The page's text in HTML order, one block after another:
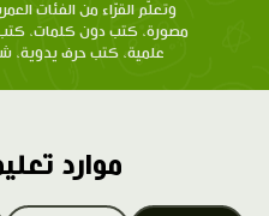
وتعلّم القرّاء من الفئات
مصورة، كتب دون كلمات،
علمية، كتب حرف يدوية،
موارد